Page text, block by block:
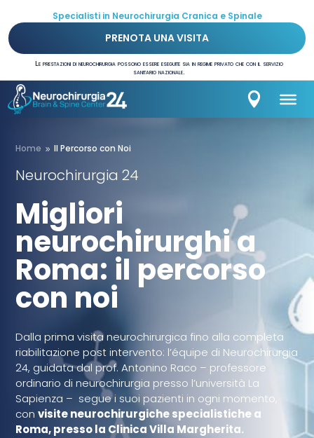
Specialisti in Neurochirurgia Cranica e Spinale
PRENOTA UNA VISITA
Le prestazioni di neurochirurgia possono essere eseguite sia in regime privato che con il servizio
sanitario nazionale.

Home 9 Il Percorso con Noi
Neurochirurgia 24
Migliori
neurochirurghi a
Roma: il percorso
con noi
Dalla prima visita neurochirurgica fino alla completa
riabilitazione post intervento: l’équipe di Neurochirurgia
24, guidata dal prof. Antonino Raco – professore
ordinario di neurochirurgia presso l’università La
Sapienza – segue i suoi pazienti in ogni momento,
convisite neurochirurgiche specialistiche a
Roma, presso la Clinica Villa Margherita.